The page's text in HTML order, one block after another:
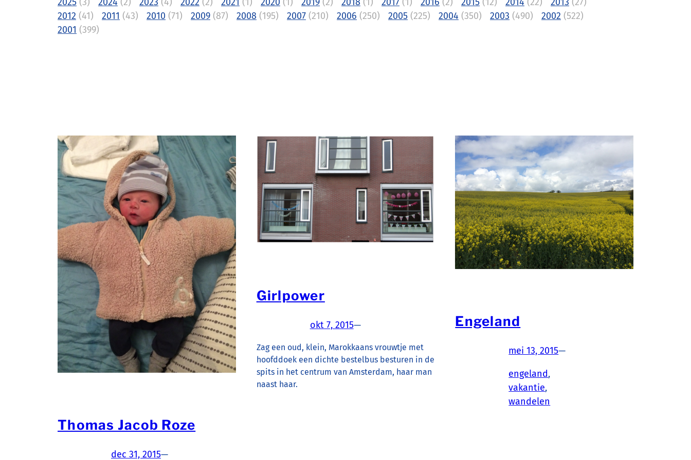
2012 (41) 2011 (43) 2010 (71) 2009 (87) 2008 (195) 2007 (210) 2006 (250) 2005 (225) 2004 (350) 2003 (490) 2002 (522)
2001 (399)
Thomas Jacob Roze
dec 31, 2015—
Girlpower
okt 7, 2015—
Zag een oud, klein, Marokkaans vrouwtje met
hoofddoek een dichte bestelbus besturen in de
spits in het centrum van Amsterdam, haar man
naast haar.
Engeland
mei 13, 2015—
engeland
vakantie
wandelen